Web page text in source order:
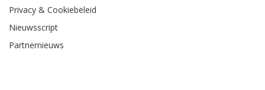
Privacy & Cookiebeleid
Nieuwsscript
Partnernieuws